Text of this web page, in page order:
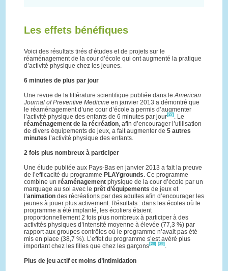
Les effets bénéfiques
Voici des résultats tirés d’études et de projets sur le
réaménagement de la cour d’école qui ont augmenté la pratique
d’activité physique chez les jeunes.
6 minutes de plus par jour
Une revue de la littérature scientifique publiée dans le American
Journal of Preventive Medicineen janvier 2013 a démontré que
le réaménagement d’une cour d’école a permis d’augmenter
l’activité physique des enfants de 6 minutes par jour[27] . Le
réaménagement de la récréation, afin d’encourager l’utilisation
de divers équipements de jeux, a fait augmenter de 5 autres
minutes l’activité physique des enfants.
2 fois plus nombreux à participer
Une étude publiée aux Pays-Bas en janvier 2013 a fait la preuve
de l’efficacité du programme PLAYgrounds . Ce programme
combine un réaménagementphysique de la cour d’école par un
marquage au sol avec le prêt d’équipements de jeux et
l’animationdes récréations par des adultes afin d’encourager les
jeunes à jouer plus activement. Résultats : dans les écoles où le
programme a été implanté, les écoliers étaient
proportionnellement 2 fois plus nombreux à participer à des
activités physiques d’intensité moyenne à élevée (77,3 %) par
rapport aux groupes contrôles où le programme n’avait pas été
mis en place (38,7 %). L’effet du programme s’est avéré plus
important chez les filles que chez les garçons[28] [29] .
Plus de jeu actif et moins d’intimidation